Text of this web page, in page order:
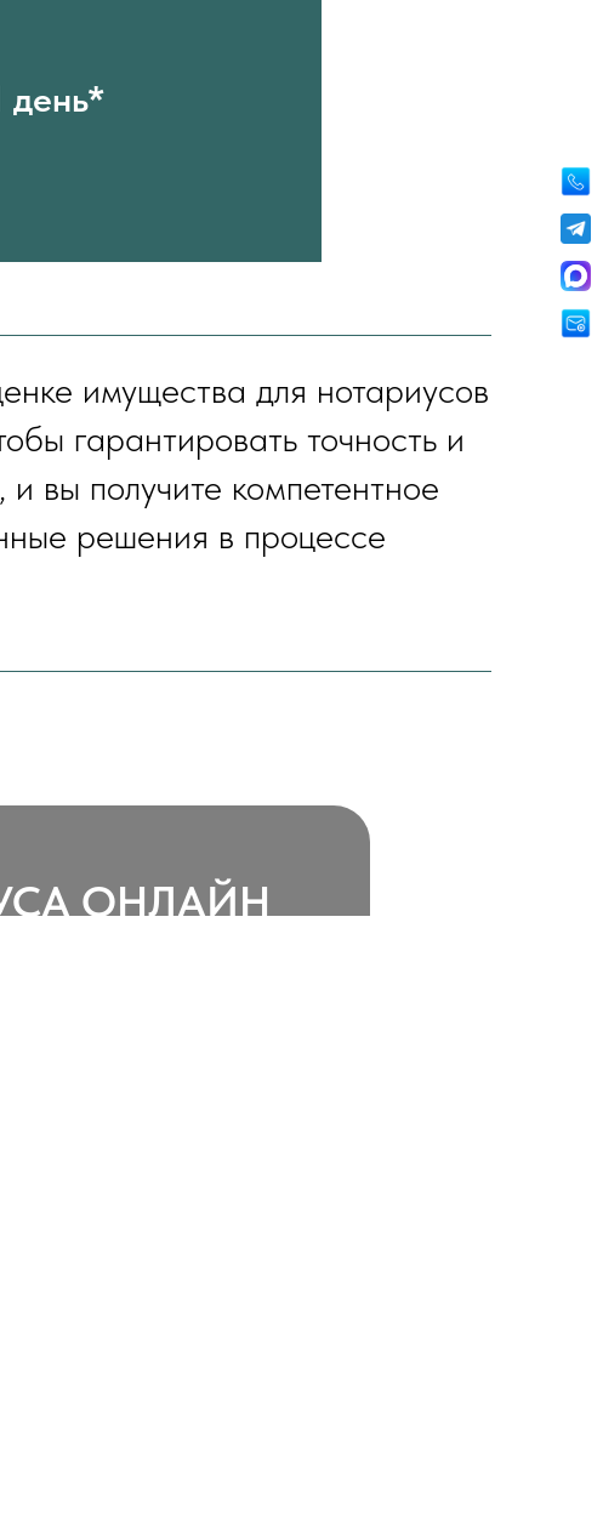
имущества для нотариусов
гарантировать точность и
вы получите компетентное
решения в процессе
ОНЛАЙН